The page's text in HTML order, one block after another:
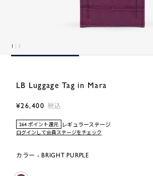
1 | 3
LB Luggage Tag in Mara
¥26,400 税込
264 ポイント還元 レギュラーステージ
ログインして会員ステージをチェック
カラー - BRIGHT PURPLE